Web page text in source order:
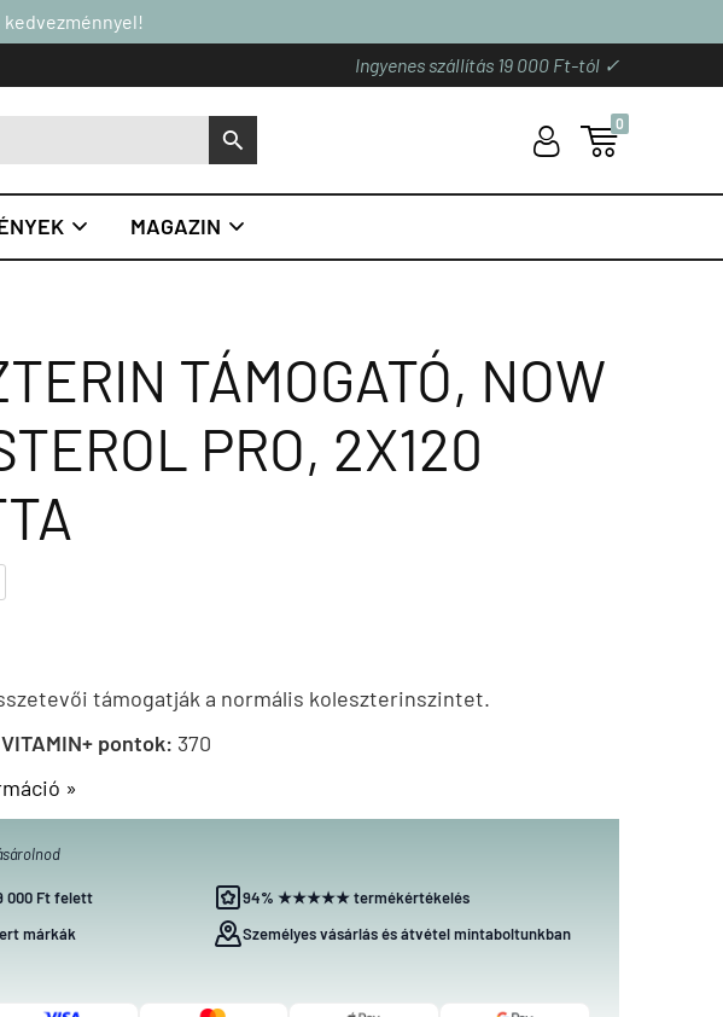
Ingyenes szállítás 19 000 Ft-tól ✓
S U 
0
 MAGAZIN 
TÁMOGATÓ, NOW
PRO, 2X120
támogatják a normális koleszterinszintet.
pontok: 370
»
000 Ft felett
94% ★★★★★ termékértékelés
márkák
Személyes vásárlás és átvétel mintaboltunkban